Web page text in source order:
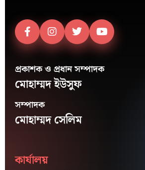
প্রকাশক ও প্রধান সম্পাদক
মোহাম্মদ ইউসুফ
সম্পাদক
মোহাম্মদ সেলিম
কার্যালয়